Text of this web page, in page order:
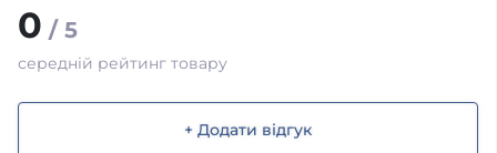
0 / 5
середній рейтинг товару
+ Додати відгук